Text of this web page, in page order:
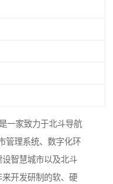
一家致力于北斗导航
管理系统、数字化环
设智慧城市以及北斗
开发研制的软、硬